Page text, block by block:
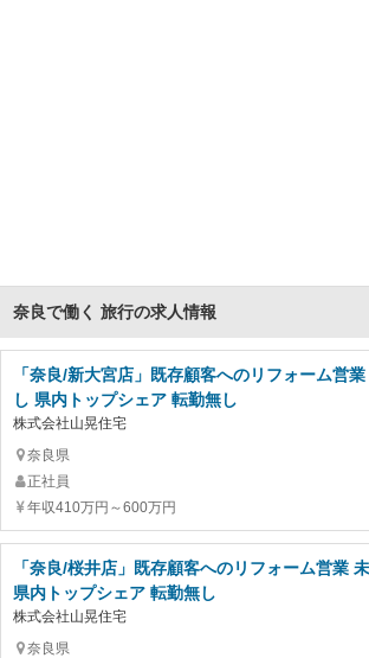
奈良で働く 旅行の求人情報
「奈良/新大宮店」既存顧客へのリフォーム営
し 県内トップシェア 転勤無し
株式会社山晃住宅
奈良県
正社員
年収410万円～600万円
「奈良/桜井店」既存顧客へのリフォーム営業
県内トップシェア 転勤無し
株式会社山晃住宅
奈良県